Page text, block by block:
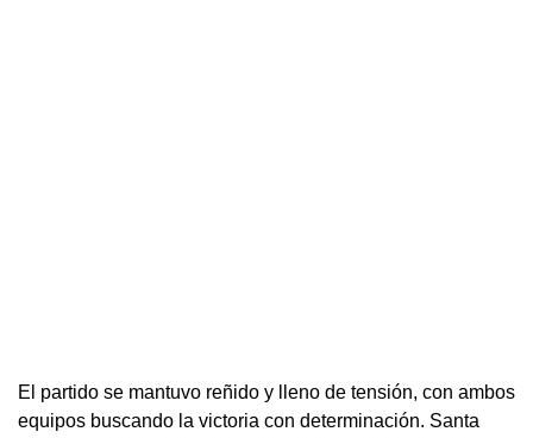
El partido se mantuvo reñido y lleno de tensión, con ambos
equipos buscando la victoria con determinación. Santa